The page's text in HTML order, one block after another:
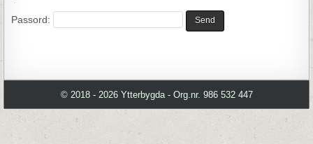
Passord:
© 2018 - 2026 Ytterbygda - Org.nr. 986 532 447